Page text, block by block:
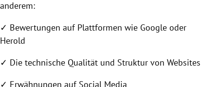
anderem:
✓ Bewertungen auf Plattformen wie Google oder
Herold
✓ Die technische Qualität und Struktur von Websites
✓ Erwähnungen auf Social Media